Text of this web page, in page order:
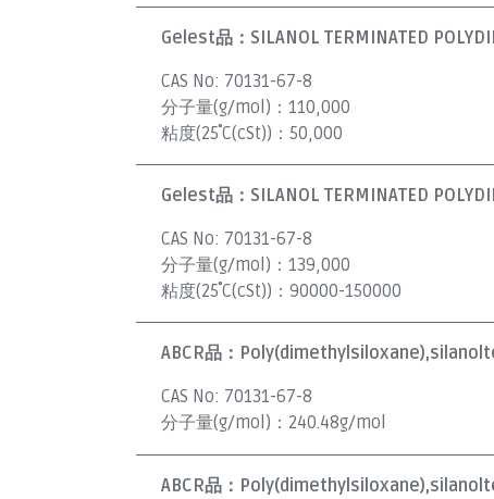
Gelest品： SILANOL TERMINATED
CAS No: 70131-67-8
分子量(g/mol)： 110,000
粘度(25˚C(cSt))： 50,000
Gelest品： SILANOL TERMINATED
CAS No: 70131-67-8
分子量(g/mol)： 139,000
粘度(25˚C(cSt))： 90000-150000
ABCR品：
CAS No: 70131-67-8
分子量(g/mol)： 240.48g/mol
ABCR品：